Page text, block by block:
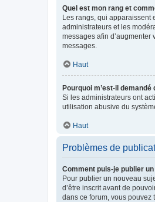
Quel est mon rang et
Les rangs, qui apparaissent
administrateurs et les
messages afin
messages.
Haut
Pourquoi m’est-il
Si les administrateurs ont
utilisation abusive du
Haut
Problèmes de
Comment puis-je publier
Pour publier un nouveau
d’être inscrit avant de
dans ce forum, vous pouvez